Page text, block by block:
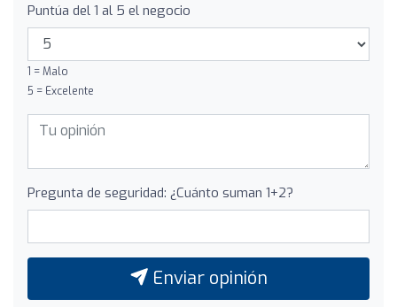
Puntúa del 1 al 5 el negocio
1 = Malo
5 = Excelente
Pregunta de seguridad: ¿Cuánto suman 1+2?
Enviar opinión